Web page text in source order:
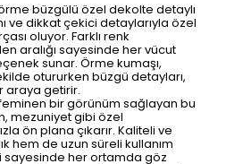
büzgülü özel dekolte detaylı
ve dikkat çekici detaylarıyla özel
oluyor. Farklı renk
aralığı sayesinde her vücut
sunar. Örme kumaşı,
otururken büzgü detayları,
araya getirir.
bir görünüm sağlayan bu
mezuniyet gibi özel
ön plana çıkarır. Kaliteli ve
hem de uzun süreli kullanım
her ortamda göz